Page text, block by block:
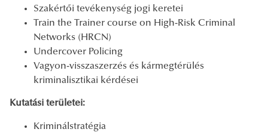
Szakértői tevékenység jogi keretei
Train the Trainer course on High-Risk Criminal
Networks (HRCN)
Undercover Policing
Vagyon-visszaszerzés és kármegtérülés
kriminalisztikai kérdései
Kutatási területei:
Kriminálstratégia